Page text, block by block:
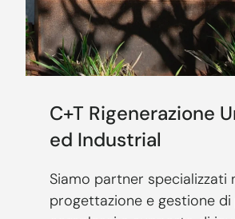
C+T Rigenerazione
ed Industrial
Siamo partner specializzati
progettazione e gestione